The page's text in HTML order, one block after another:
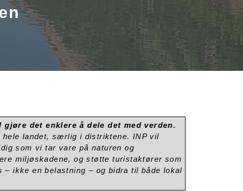
det enklere å dele det med verden.
landet, særlig i distriktene. INP vil
som vi tar vare på naturen og
miljøskadene, og støtte turistaktører som
ikke en belastning – og bidra til både lokal